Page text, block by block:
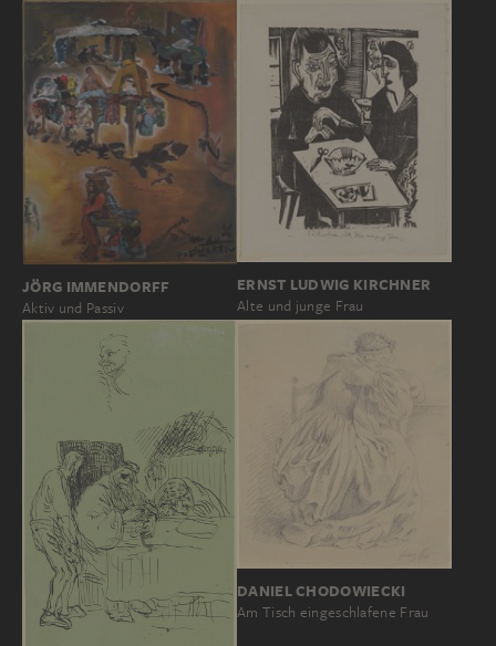
JÖRG IMMENDORFF
Aktiv und Passiv
ERNST LUDWIG KIRCHNER
Alte und junge Frau
DANIEL CHODOWIECKI
Am Tisch eingeschlafene Frau